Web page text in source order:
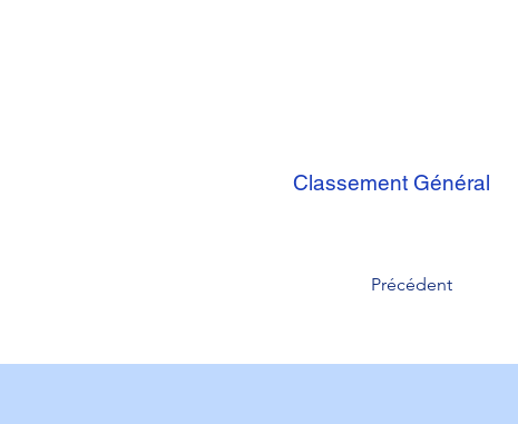
Classement Général
Précédent